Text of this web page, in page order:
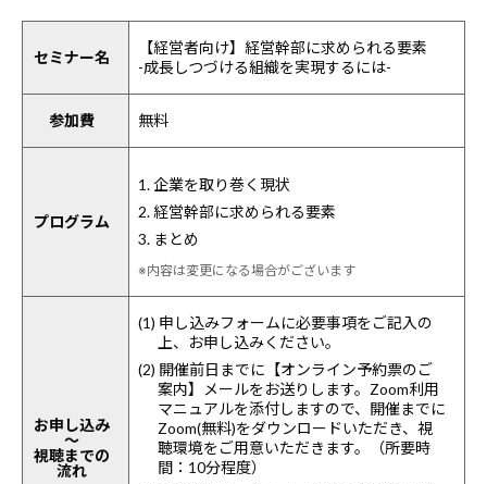
セミナー名
【経営者向け】経営幹部に求められる要素
-成長しつづける組織を実現するには-
参加費 無料
プログラム
1. 企業を取り巻く現状
2. 経営幹部に求められる要素
3. まとめ
※内容は変更になる場合がございます
お申し込み
～
視聴までの
流れ
(1) 申し込みフォームに必要事項をご記入の
上、お申し込みください。
(2) 開催前日までに【オンライン予約票のご
案内】メールをお送りします。Zoom利用
マニュアルを添付しますので、開催までに
Zoom(無料)をダウンロードいただき、視
聴環境をご用意いただきます。（所要時
間：10分程度）